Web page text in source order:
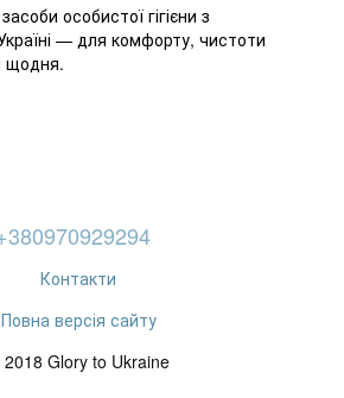
особистої гігієни з
— для комфорту, чистоти
щодня.
Контакти
Повна версія сайту
Glory to Ukraine